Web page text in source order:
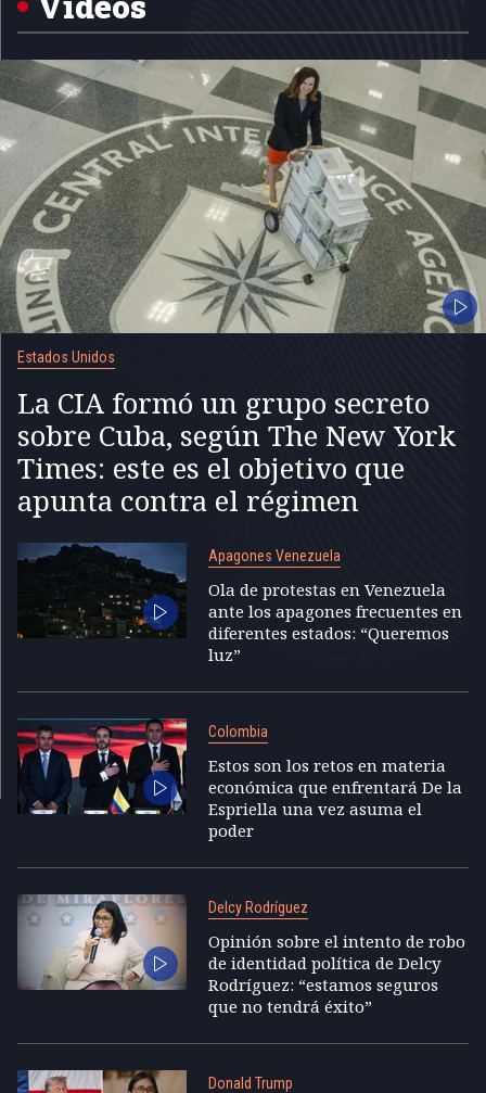
Estados Unidos
La CIA formó un grupo secreto
sobre Cuba, según The New York
Times: este es el objetivo que
apunta contra el régimen
Apagones Venezuela
Ola de protestas en Venezuela
ante los apagones frecuentes en
diferentes estados: “Queremos
luz”
Colombia
Estos son los retos en materia
económica que enfrentará De la
Espriella una vez asuma el
poder
Delcy Rodríguez
Opinión sobre el intento de robo
de identidad política de Delcy
Rodríguez: “estamos seguros
que no tendrá éxito”
Donald Trump